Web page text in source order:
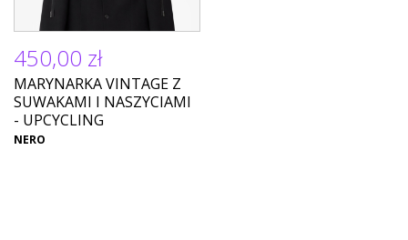
450,00 zł
MARYNARKA VINTAGE Z
SUWAKAMI I NASZYCIAMI
- UPCYCLING
NERO